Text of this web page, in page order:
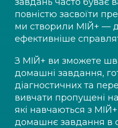
повністю засвоїти
ми створили МІЙ+ —
ефективніше
З МІЙ+ ви зможете
домашні завдання,
діагностичних та
вивчати пропущені
які навчаються з МІЙ+
домашнє завдання в